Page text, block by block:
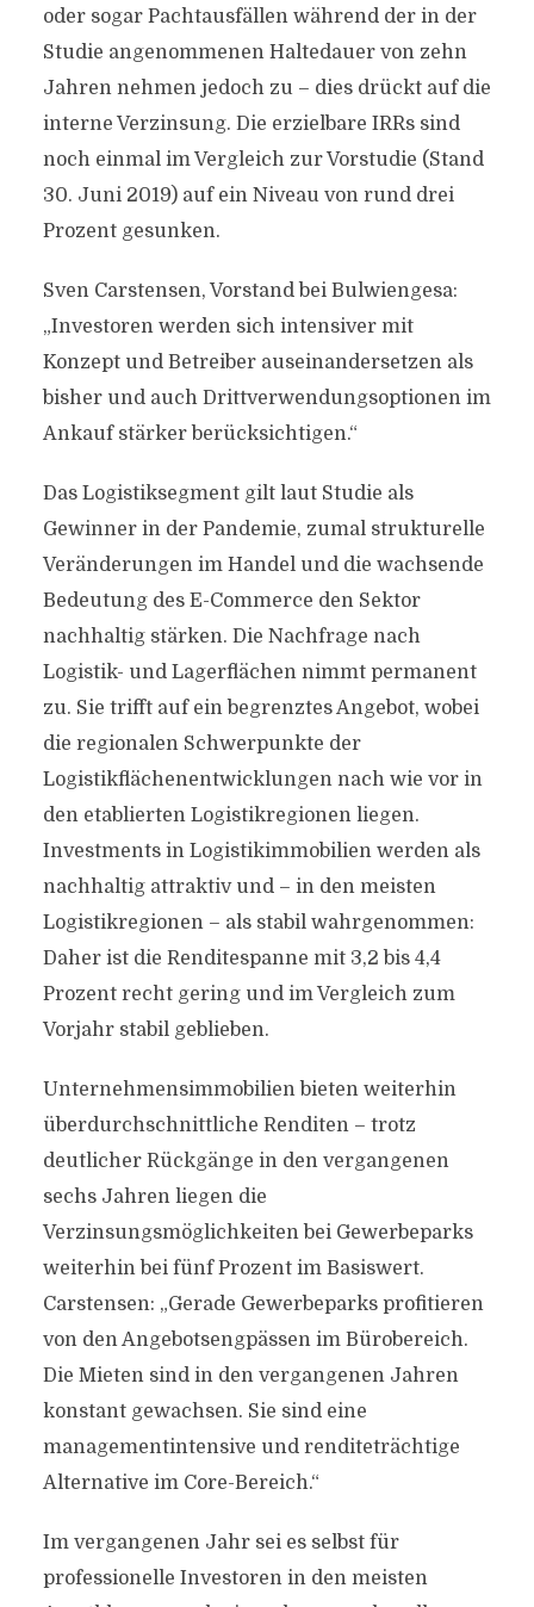
oder sogar Pachtausfällen während der in der
Studie angenommenen Haltedauer von zehn
Jahren nehmen jedoch zu – dies drückt auf die
interne Verzinsung. Die erzielbare IRRs sind
noch einmal im Vergleich zur Vorstudie (Stand
30. Juni 2019) auf ein Niveau von rund drei
Prozent gesunken.
Sven Carstensen, Vorstand bei Bulwiengesa:
„Investoren werden sich intensiver mit
Konzept und Betreiber auseinandersetzen als
bisher und auch Drittverwendungsoptionen im
Ankauf stärker berücksichtigen.“
Das Logistiksegment gilt laut Studie als
Gewinner in der Pandemie, zumal strukturelle
Veränderungen im Handel und die wachsende
Bedeutung des E-Commerce den Sektor
nachhaltig stärken. Die Nachfrage nach
Logistik- und Lagerflächen nimmt permanent
zu. Sie trifft auf ein begrenztes Angebot, wobei
die regionalen Schwerpunkte der
Logistikflächenentwicklungen nach wie vor in
den etablierten Logistikregionen liegen.
Investments in Logistikimmobilien werden als
nachhaltig attraktiv und – in den meisten
Logistikregionen – als stabil wahrgenommen:
Daher ist die Renditespanne mit 3,2 bis 4,4
Prozent recht gering und im Vergleich zum
Vorjahr stabil geblieben.
Unternehmensimmobilien bieten weiterhin
überdurchschnittliche Renditen – trotz
deutlicher Rückgänge in den vergangenen
sechs Jahren liegen die
Verzinsungsmöglichkeiten bei Gewerbeparks
weiterhin bei fünf Prozent im Basiswert.
Carstensen: „Gerade Gewerbeparks profitieren
von den Angebotsengpässen im Bürobereich.
Die Mieten sind in den vergangenen Jahren
konstant gewachsen. Sie sind eine
managementintensive und renditeträchtige
Alternative im Core-Bereich.“
Im vergangenen Jahr sei es selbst für
professionelle Investoren in den meisten